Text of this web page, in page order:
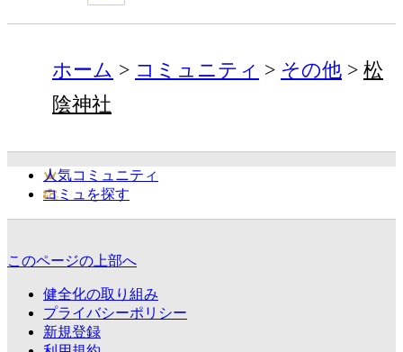
ホーム コミュニティ その他
松
陰神社
人気コミュニティ
コミュを探す
このページの上部へ
健全化の取り組み
プライバシーポリシー
新規登録